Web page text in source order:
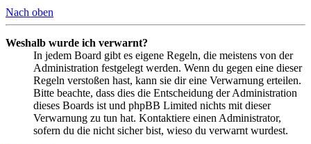
Nach oben
Weshalb wurde ich verwarnt?
In jedem Board gibt es eigene Regeln, die meistens von der
Administration festgelegt werden. Wenn du gegen eine dieser
Regeln verstoßen hast, kann sie dir eine Verwarnung erteilen.
Bitte beachte, dass dies die Entscheidung der Administration
dieses Boards ist und phpBB Limited nichts mit dieser
Verwarnung zu tun hat. Kontaktiere einen Administrator,
sofern du die nicht sicher bist, wieso du verwarnt wurdest.